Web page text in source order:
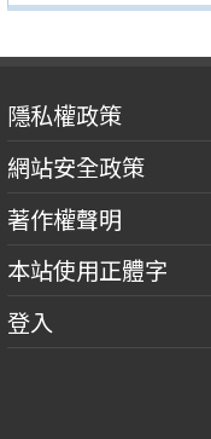
隱私權政策
網站安全政策
著作權聲明
本站使用正體字
登入